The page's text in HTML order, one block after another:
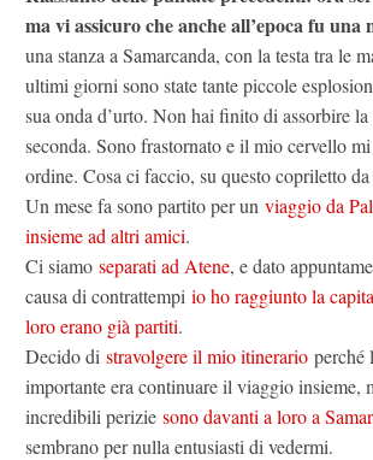
ma vi assicuro che anche all’epoca fu una
una stanza a Samarcanda, con la testa tra le
ultimi giorni sono state tante piccole
sua onda d’urto. Non hai finito di assorbire
seconda. Sono frastornato e il mio cervello
ordine. Cosa ci faccio, su questo copriletto
Un mese fa sono partito per un viaggio da
insieme ad altri amici.
Ci siamo separati ad Atene, e dato
causa di contrattempi io ho raggiunto la
loro erano già partiti.
Decido di stravolgere il mio itinerario perché
importante era continuare il viaggio insieme,
incredibili perizie sono davanti a loro a
sembrano per nulla entusiasti di vedermi.